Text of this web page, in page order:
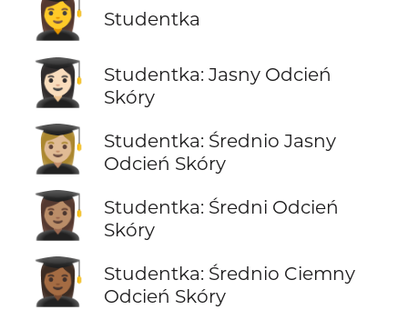
👩‍🎓 Studentka
👩🏻‍🎓
Studentka: Jasny Odcień
Skóry
👩🏼‍🎓
Studentka: Średnio Jasny
Odcień Skóry
👩🏽‍🎓
Studentka: Średni Odcień
Skóry
👩🏾‍🎓
Studentka: Średnio Ciemny
Odcień Skóry